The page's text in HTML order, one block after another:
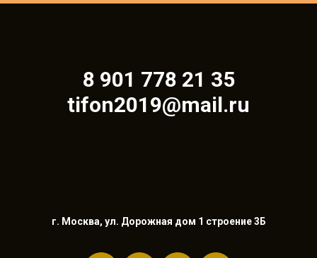
8 901 778 21 35
tifon2019@mail.ru
г. Москва, ул. Дорожная дом 1 строение 3Б